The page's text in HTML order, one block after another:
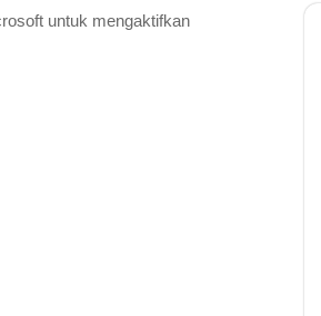
untuk mengaktifkan